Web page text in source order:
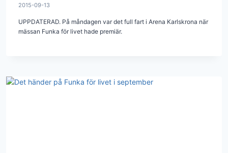
2015-09-13
UPPDATERAD. På måndagen var det full fart i Arena Karlskrona när
mässan Funka för livet hade premiär.